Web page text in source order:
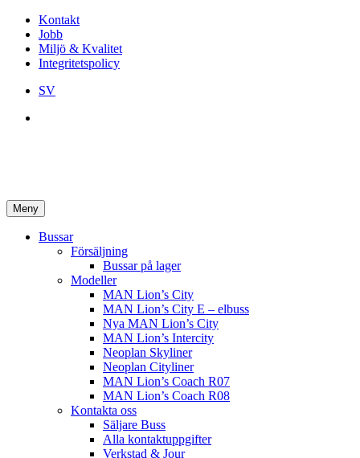
Kontakt
Jobb
Miljö & Kvalitet
Integritetspolicy
SV
Meny
Bussar
Försäljning
Bussar på lager
Modeller
MAN Lion’s City
MAN Lion’s City E – elbuss
Nya MAN Lion’s City
MAN Lion’s Intercity
Neoplan Skyliner
Neoplan Cityliner
MAN Lion’s Coach R07
MAN Lion’s Coach R08
Kontakta oss
Säljare Buss
Alla kontaktuppgifter
Verkstad & Jour